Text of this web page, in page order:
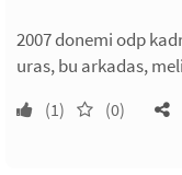
2007 donemi odp
uras, bu arkadas,
(1) (0)